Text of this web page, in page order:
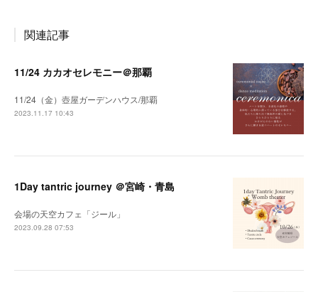
関連記事
11/24 カカオセレモニー＠那覇
11/24（金）壺屋ガーデンハウス/那覇
2023.11.17 10:43
1Day tantric journey ＠宮崎・青島
会場の天空カフェ「ジール」
2023.09.28 07:53